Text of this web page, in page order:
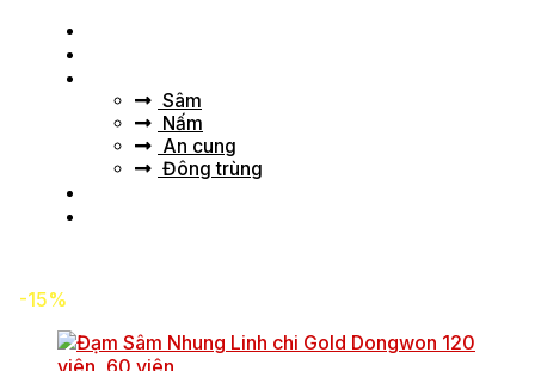
Sâm
Nấm
An cung
Đông trùng
-15%